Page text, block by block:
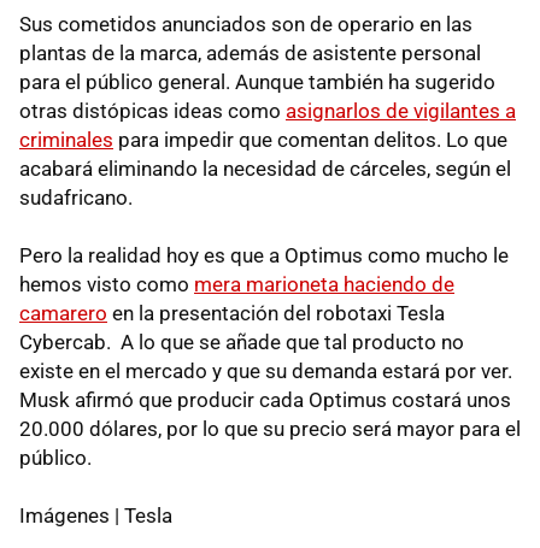
Sus cometidos anunciados son de operario en las
plantas de la marca, además de asistente personal
para el público general. Aunque también ha sugerido
otras distópicas ideas como asignarlos de vigilantes a
criminales para impedir que comentan delitos. Lo que
acabará eliminando la necesidad de cárceles, según el
sudafricano.
Pero la realidad hoy es que a Optimus como mucho le
hemos visto como mera marioneta haciendo de
camarero en la presentación del robotaxi Tesla
Cybercab. A lo que se añade que tal producto no
existe en el mercado y que su demanda estará por ver.
Musk afirmó que producir cada Optimus costará unos
20.000 dólares, por lo que su precio será mayor para el
público.
Imágenes | Tesla